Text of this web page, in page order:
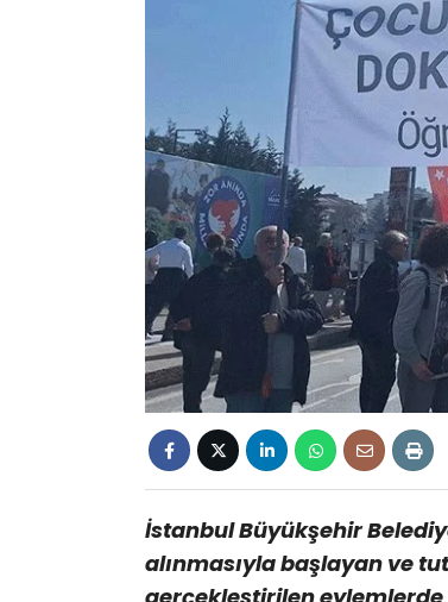
İstanbul Büyükşehir
alınmasıyla başlayan ve